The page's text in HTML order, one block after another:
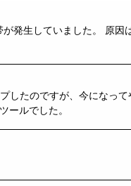
発生していました。 原因
たのですが、今になっ
ールでした。